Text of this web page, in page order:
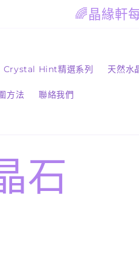
🌈晶緣軒
Crystal Hint精選系列 天然水
方法 聯絡我們
石